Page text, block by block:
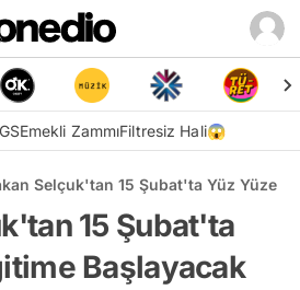
Emekli ZammıFiltresiz Hali😱
Selçuk'tan 15 Şubat'ta Yüz Yüze
15 Şubat'ta
Başlayacak